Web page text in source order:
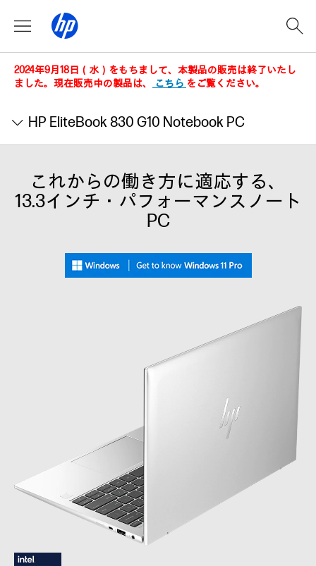
2024年9月18日（水）をもちまして、本製品の販売は終了いたし
ました。現在販売中の製品は、
こちら をご覧ください。
HP EliteBook 830 G10 Notebook PC
これからの働き方に適応する、
13.3インチ・パフォーマンスノート
PC